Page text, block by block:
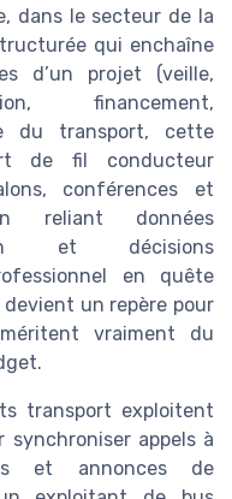
dans le secteur de la
qui enchaîne
d’un projet (veille,
financement,
du transport, cette
de fil conducteur
conférences et
reliant données
et décisions
en quête
un repère pour
vraiment du
transport exploitent
appels à
et annonces de